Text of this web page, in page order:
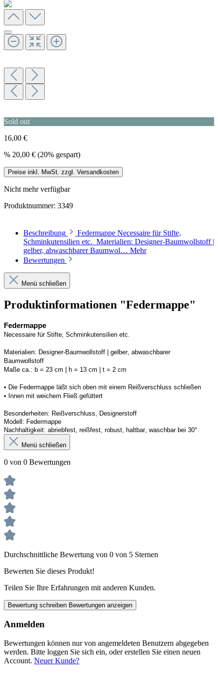
Sold out
16,00 €
% 20,00 € (20% gespart)
Preise inkl. MwSt. zzgl. Versandkosten
Nicht mehr verfügbar
Produktnummer: 3349
Beschreibung
Federmappe Necessaire für Stifte,
Schminkutensilien etc. Materialien: Designer-Baumwollstoff |
gelber, abwaschbarer Baumwol… Mehr
Bewertungen
Menü schließen
Produktinformationen "Federmappe"
Federmappe
Necessaire für Stifte, Schminkutensilien etc.
Materialien: Designer-Baumwollstoff | gelber, abwaschbarer
Baumwollstoff
Maße ca.: b = 23 cm | h = 13 cm | t = 2 cm
• Die Federmappe läßt sich oben mit einem Reißverschluss schließen
• Innen mit weichem Fließ gefüttert
Besonderheiten: Reißverschluss, Designerstoff
Modell: Federmappe
Nachhaltigkeit: abriebfest, reißfest, robust haltbar, waschbar bei 30°
Menü schließen
0 von 0 Bewertungen
Durchschnittliche Bewertung von 0 von 5 Sternen
Bewerten Sie dieses Produkt!
Teilen Sie Ihre Erfahrungen mit anderen Kunden.
Bewertung schreiben Bewertungen anzeigen
Anmelden
Bewertungen können nur von angemeldeten Benutzern abgegeben
werden. Bitte loggen Sie sich ein, oder erstellen Sie einen neuen
Account. Neuer Kunde?